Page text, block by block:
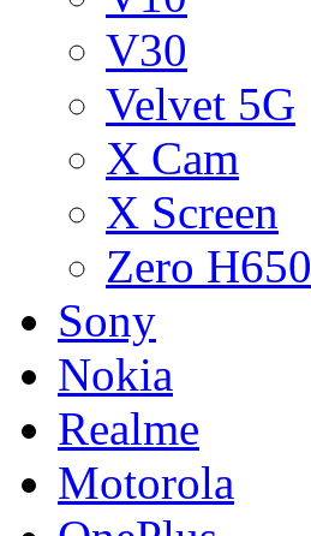
V30
Velvet 5G
X Cam
X Screen
Zero H650
Sony
Nokia
Realme
Motorola